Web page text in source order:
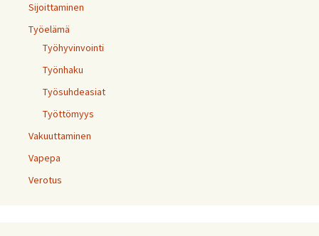
Sijoittaminen
Työelämä
Työhyvinvointi
Työnhaku
Työsuhdeasiat
Työttömyys
Vakuuttaminen
Vapepa
Verotus